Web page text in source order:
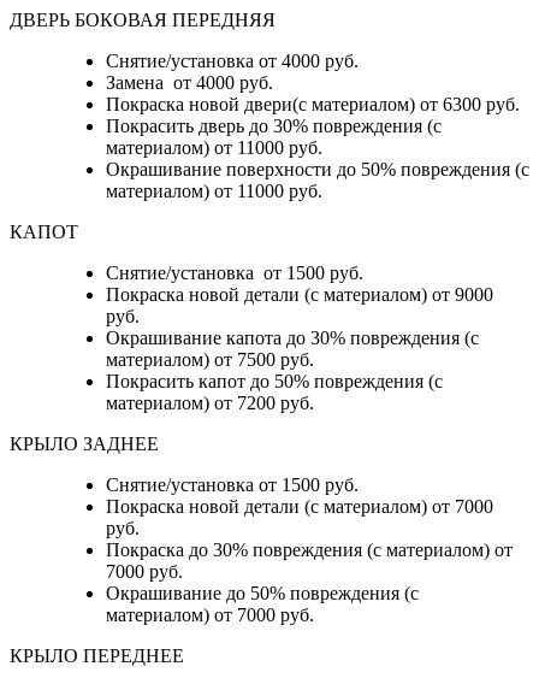
ДВЕРЬ БОКОВАЯ ПЕРЕДНЯЯ
Снятие/установка от 4000 руб.
Замена от 4000 руб.
Покраска новой двери(с материалом) от 6300 руб.
Покрасить дверь до 30% повреждения (с
материалом) от 11000 руб.
Окрашивание поверхности до 50% повреждения (с
материалом) от 11000 руб.
КАПОТ
Снятие/установка от 1500 руб.
Покраска новой детали (с материалом) от 9000
руб.
Окрашивание капота до 30% повреждения (с
материалом) от 7500 руб.
Покрасить капот до 50% повреждения (с
материалом) от 7200 руб.
КРЫЛО ЗАДНЕЕ
Снятие/установка от 1500 руб.
Покраска новой детали (с материалом) от 7000
руб.
Покраска до 30% повреждения (с материалом) от
7000 руб.
Окрашивание до 50% повреждения (с
материалом) от 7000 руб.
КРЫЛО ПЕРЕДНЕЕ